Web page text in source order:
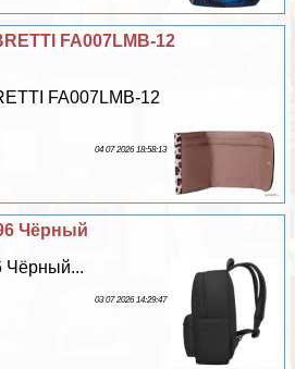
FA007LMB-12
FA007LMB-12
04 07 2026 18:58:13
Чёрный
Чёрный...
03 07 2026 14:29:47